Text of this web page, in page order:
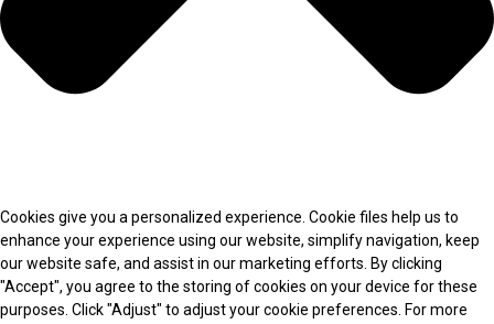
Cookies give you a personalized experience. Cookie files help us to
enhance your experience using our website, simplify navigation, keep
our website safe, and assist in our marketing efforts. By clicking
"Accept", you agree to the storing of cookies on your device for these
purposes. Click "Adjust" to adjust your cookie preferences. For more